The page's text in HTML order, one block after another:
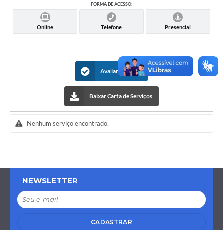
FORMA DE ACESSO:
Online Telefone Presencial
Avaliar Serviços
Baixar Carta de Serviços
Nenhum serviço encontrado.
NEWSLETTER
CADASTRAR